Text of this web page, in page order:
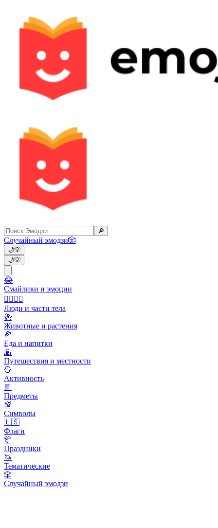
🔎
Случайный эмодзи🎲
🌙💡
🌙💡
😂
Смайлики и эмоции
👩‍❤️‍💋‍👨
Люди и части тела
🐝
Животные и растения
🍕
Еда и напитки
🌇
Путешествия и местности
🥎
Активность
📙
Предметы
💯
Символы
🇺🇸
Флаги
🎊
Праздники
🦄
Тематические
🎲
Случайный эмодзи